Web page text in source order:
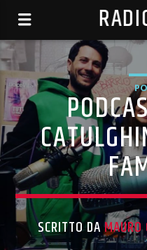
SCRITTO DA